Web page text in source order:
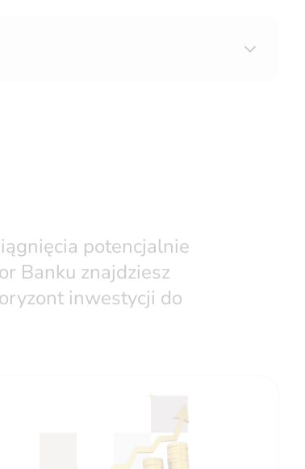
potencjalnie
Banku znajdziesz
inwestycji do